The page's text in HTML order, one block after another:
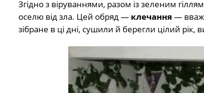
Згідно з віруваннями, разом із зеленим
оселю від зла. Цей обряд — клечання —
зібране в ці дні, сушили й берегли цілий